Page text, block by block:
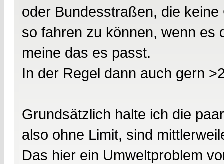
oder Bundesstraßen, die
so fahren zu können, wenn es
meine das es passt.
In der Regel dann auch gern
Grundsätzlich halte ich die
also ohne Limit, sind
Das hier ein Umweltproblem